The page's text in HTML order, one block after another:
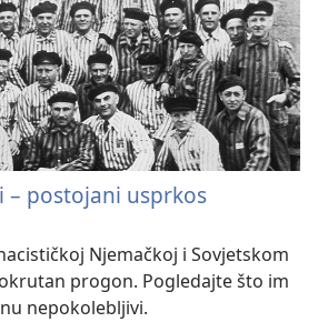
– postojani usprkos
Njemačkoj i Sovjetskom
progon. Pogledajte što im
nepokolebljivi.